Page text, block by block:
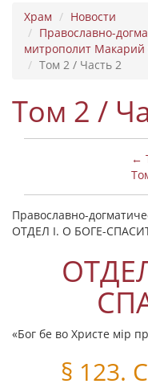
Храм
Новости
Православно-
митрополит Макарий
Том 2 / Часть 2
Том 2 /
←
Православно-
ОТДЕЛ I. О БОГЕ-
«Бог бе во Христе мiр
§ 123.